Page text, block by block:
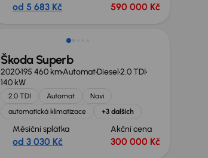
od 5 683 Kč 590 000 Kč
Možnost odpočtu DPH
Škoda Superb
2020195 460 kmAutomatDiesel2.0 TDI
140 kW
2.0 TDI Automat
Navi
automatická klimatizace
+3 dalších
Měsíční splátka
od 3 030 Kč
Akční cena
300 000 Kč